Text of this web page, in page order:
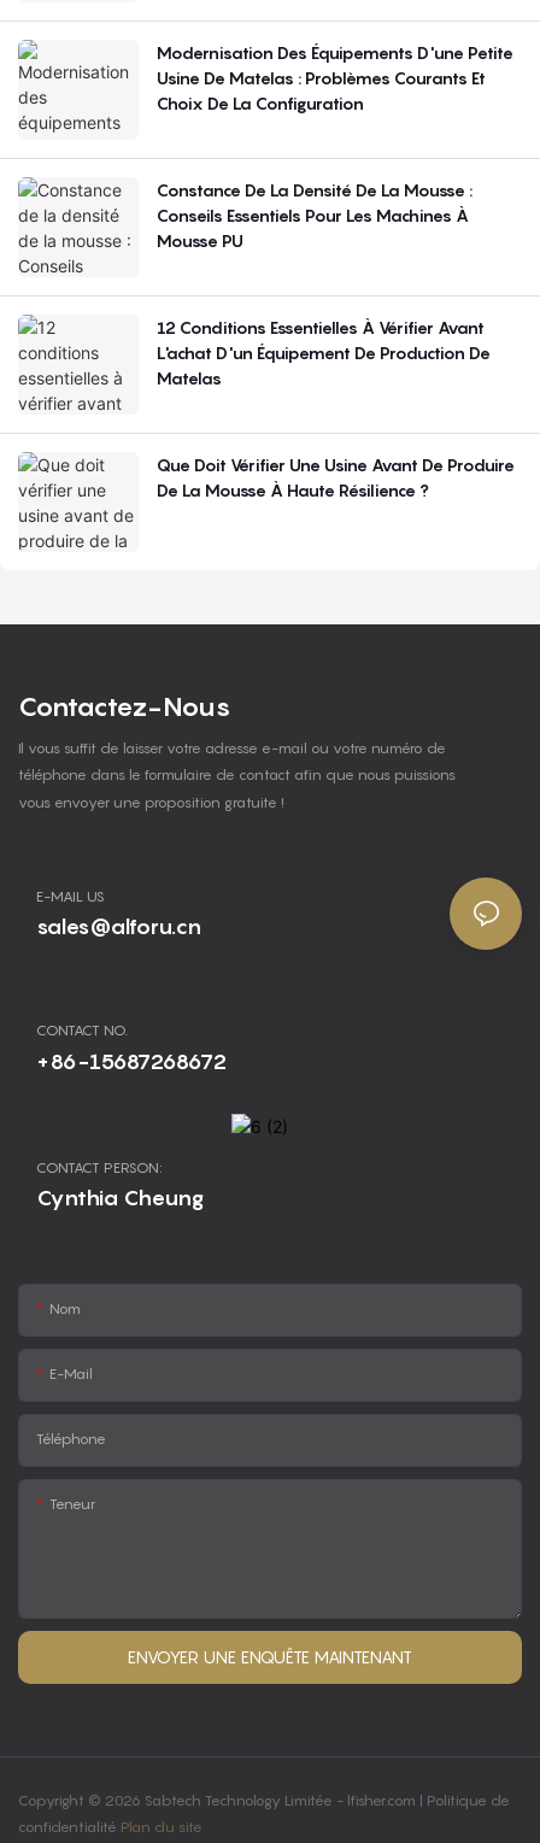
Modernisation Des Équipements D'une Petite
Usine De Matelas : Problèmes Courants Et
Choix De La Configuration
Constance De La Densité De La Mousse :
Conseils Essentiels Pour Les Machines À
Mousse PU
12 Conditions Essentielles À Vérifier Avant
L'achat D'un Équipement De Production De
Matelas
Que Doit Vérifier Une Usine Avant De Produire
De La Mousse À Haute Résilience ?
Contactez-Nous
Il vous suffit de laisser votre adresse e-mail ou votre numéro de
téléphone dans le formulaire de contact afin que nous puissions
vous envoyer une proposition gratuite !
E-MAIL US
sales@alforu.cn
CONTACT NO.
+86-15687268672
CONTACT PERSON:
Cynthia Cheung
Nom
E-Mail
Téléphone
Teneur
ENVOYER UNE ENQUÊTE MAINTENANT
Copyright © 2026 Sabtech Technology Limitée - lfisher.com | Politique de
confidentialité Plan du site